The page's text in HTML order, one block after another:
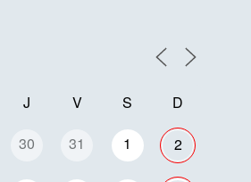
J V S D
30 31 1 2